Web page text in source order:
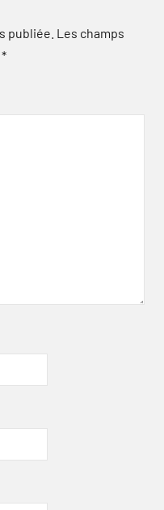
publiée. Les champs
*